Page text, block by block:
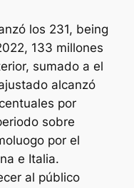
los 231, being
133 millones
sumado a el
alcanzó
por
sobre
por el
e Italia.
al público